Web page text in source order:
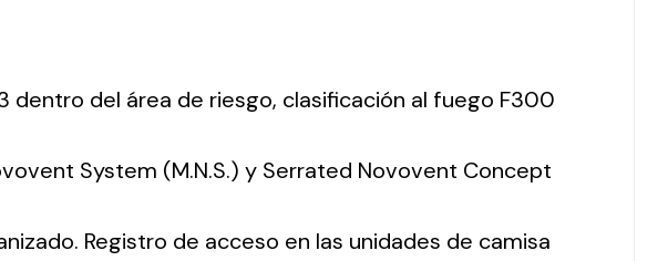
dentro del área de riesgo, clasificación al fuego F300
System (M.N.S.) y Serrated Novovent Concept
Registro de acceso en las unidades de camisa